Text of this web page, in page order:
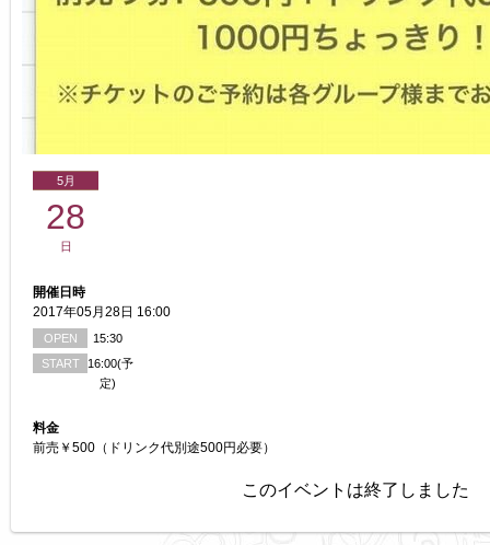
5月
28
日
開催日時
2017年05月28日 16:00
OPEN
15:30
START
16:00(予
定)
料金
前売￥500（ドリンク代別途500円必要）
このイベントは終了しました